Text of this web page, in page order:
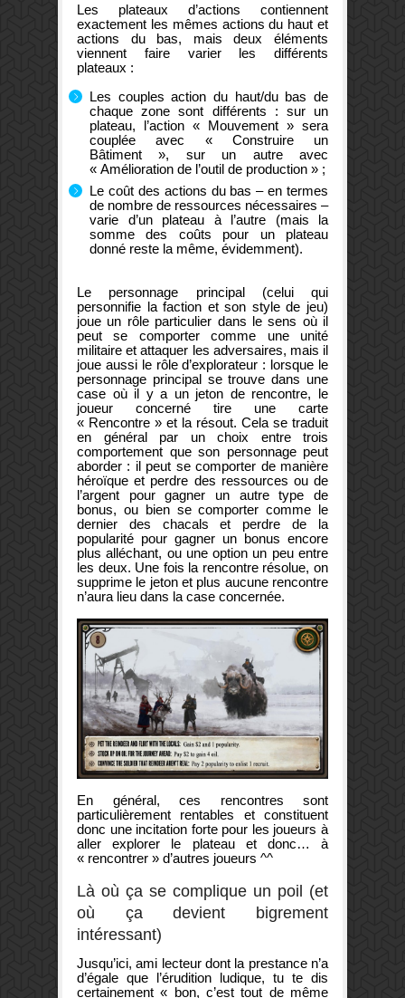
Les plateaux d’actions contiennent
exactement les mêmes actions du haut et
actions du bas, mais deux éléments
viennent faire varier les différents
plateaux :
Les couples action du haut/du bas de
chaque zone sont différents : sur un
plateau, l’action « Mouvement » sera
couplée avec « Construire un
Bâtiment », sur un autre avec
« Amélioration de l’outil de production » ;
Le coût des actions du bas – en termes
de nombre de ressources nécessaires –
varie d’un plateau à l’autre (mais la
somme des coûts pour un plateau
donné reste la même, évidemment).
Le personnage principal (celui qui
personnifie la faction et son style de jeu)
joue un rôle particulier dans le sens où il
peut se comporter comme une unité
militaire et attaquer les adversaires, mais il
joue aussi le rôle d’explorateur : lorsque le
personnage principal se trouve dans une
case où il y a un jeton de rencontre, le
joueur concerné tire une carte
« Rencontre » et la résout. Cela se traduit
en général par un choix entre trois
comportement que son personnage peut
aborder : il peut se comporter de manière
héroïque et perdre des ressources ou de
l’argent pour gagner un autre type de
bonus, ou bien se comporter comme le
dernier des chacals et perdre de la
popularité pour gagner un bonus encore
plus alléchant, ou une option un peu entre
les deux. Une fois la rencontre résolue, on
supprime le jeton et plus aucune rencontre
n’aura lieu dans la case concernée.
En général, ces rencontres sont
particulièrement rentables et constituent
donc une incitation forte pour les joueurs à
aller explorer le plateau et donc… à
« rencontrer » d’autres joueurs ^^
Là où ça se complique un poil (et
où ça devient bigrement
intéressant)
Jusqu’ici, ami lecteur dont la prestance n’a
d’égale que l’érudition ludique, tu te dis
certainement « bon, c’est tout de même